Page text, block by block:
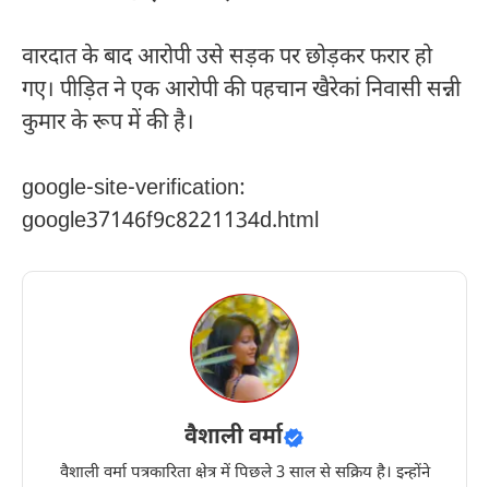
वारदात के बाद आरोपी उसे सड़क पर छोड़कर फरार हो
गए। पीड़ित ने एक आरोपी की पहचान खैरेकां निवासी सन्नी
कुमार के रूप में की है।
google-site-verification:
google37146f9c8221134d.html
वैशाली वर्मा
वैशाली वर्मा पत्रकारिता क्षेत्र में पिछले 3 साल से सक्रिय है। इन्होंने